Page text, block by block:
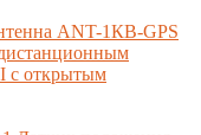
ANT-1КВ-GPS
с открытым